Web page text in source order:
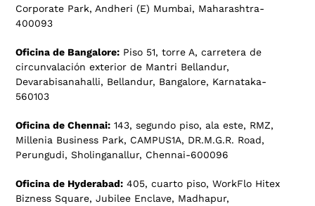
Corporate Park, Andheri (E) Mumbai, Maharashtra-
400093
Oficina de Bangalore: Piso 51, torre A, carretera de
circunvalación exterior de Mantri Bellandur,
Devarabisanahalli, Bellandur, Bangalore, Karnataka-
560103
Oficina de Chennai: 143, segundo piso, ala este, RMZ,
Millenia Business Park, CAMPUS1A, DR.M.G.R. Road,
Perungudi, Sholinganallur, Chennai-600096
Oficina de Hyderabad: 405, cuarto piso, WorkFlo Hitex
Bizness Square, Jubilee Enclave, Madhapur,